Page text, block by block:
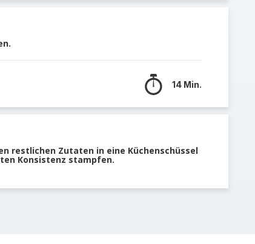
14 Min.
restlichen Zutaten in eine Küchenschüssel
Konsistenz stampfen.